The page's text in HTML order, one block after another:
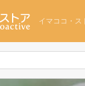
イマココ・ス